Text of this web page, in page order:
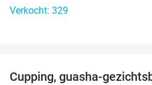
Verkocht: 329
Cupping, guasha-